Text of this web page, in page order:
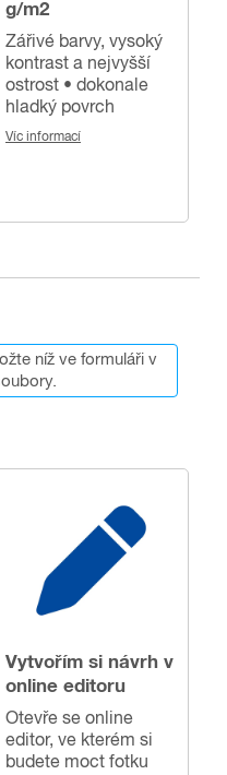
g/m2
Zářivé barvy, vysoký
kontrast a nejvyšší
ostrost • dokonale
hladký povrch
Víc informací
níž ve formuláři v
Vytvořím si návrh v
online editoru
Otevře se online
editor, ve kterém si
budete moct fotku